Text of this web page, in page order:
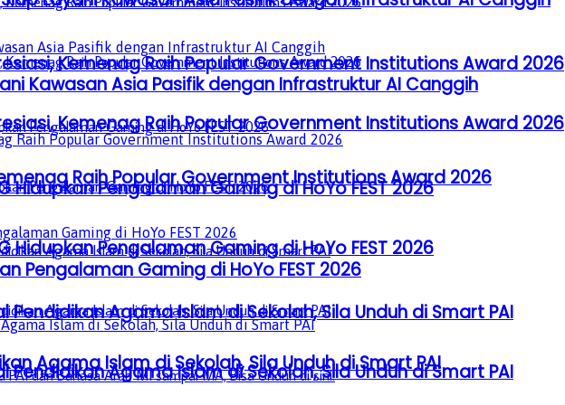
Kemenag Raih Popular Government Institutions Award 2026
Pengalaman Gaming di HoYo FEST 2026
Pendidikan Agama Islam di Sekolah, Sila Unduh di Smart PAI
Kemenag Raih Popular Government Institutions Award 2026
Pengalaman Gaming di HoYo FEST 2026
Pendidikan Agama Islam di Sekolah, Sila Unduh di Smart PAI
Kawasan Asia Pasifik dengan Infrastruktur AI Canggih
Raih Popular Government Institutions Award 2026
Pengalaman Gaming di HoYo FEST 2026
Agama Islam di Sekolah, Sila Unduh di Smart PAI